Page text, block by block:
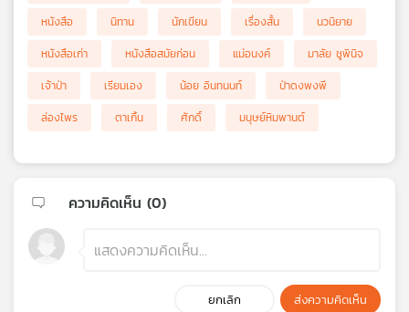
หนังสือ
นิทาน นักเขียน เรื่องสั้น
นวนิยาย
หนังสือเก่า
หนังสือสมัยก่อน แม่อนงค์
มาลัย ชูพินิจ
เจ้าป่า
เรียมเอง น้อย อินทนนท์
ป่าดงพงพี
ล่องไพร
ตาเกิ้น ศักดิ์ มนุษย์หิมพานต์
ความคิดเห็น (0)
ยกเลิก ส่งความคิดเห็น